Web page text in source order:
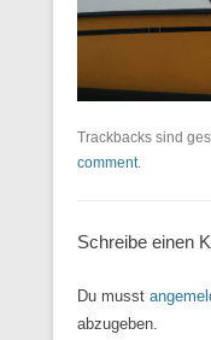
Trackbacks sind
comment.
Schreibe einen
Du musst
abzugeben.